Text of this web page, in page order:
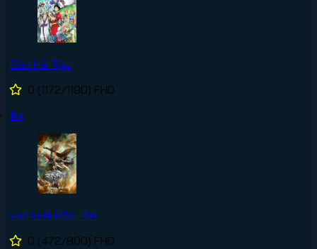
Đảo Hải Tặc
0 (1172/1190) FHD
#4
Vạn Giới Độc Tôn
0 (472/800) FHD